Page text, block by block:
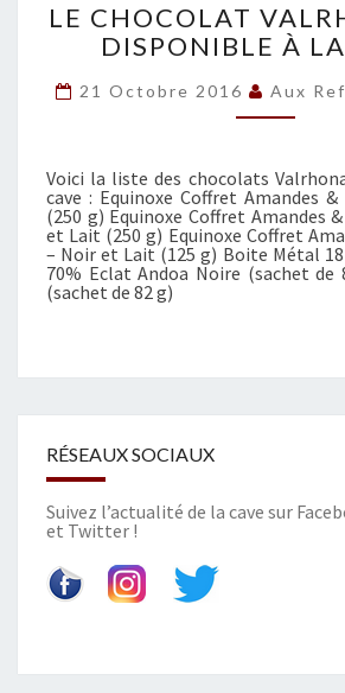
E
C
O
C
L
A
T
V
A
O
N
T
N
LE CHOCOLAT
DISPONIBLE À
21 Octobre 2016 Aux
Voici la liste des chocolats
cave : Equinoxe Coffret Amandes
(250 g) Equinoxe Coffret Amandes
et Lait (250 g) Equinoxe Coffret
– Noir et Lait (125 g) Boite Métal 18
70% Eclat Andoa Noire (sachet de
(sachet de 82 g)
RÉSEAUX SOCIAUX
Suivez l’actualité de la cave sur
et Twitter !